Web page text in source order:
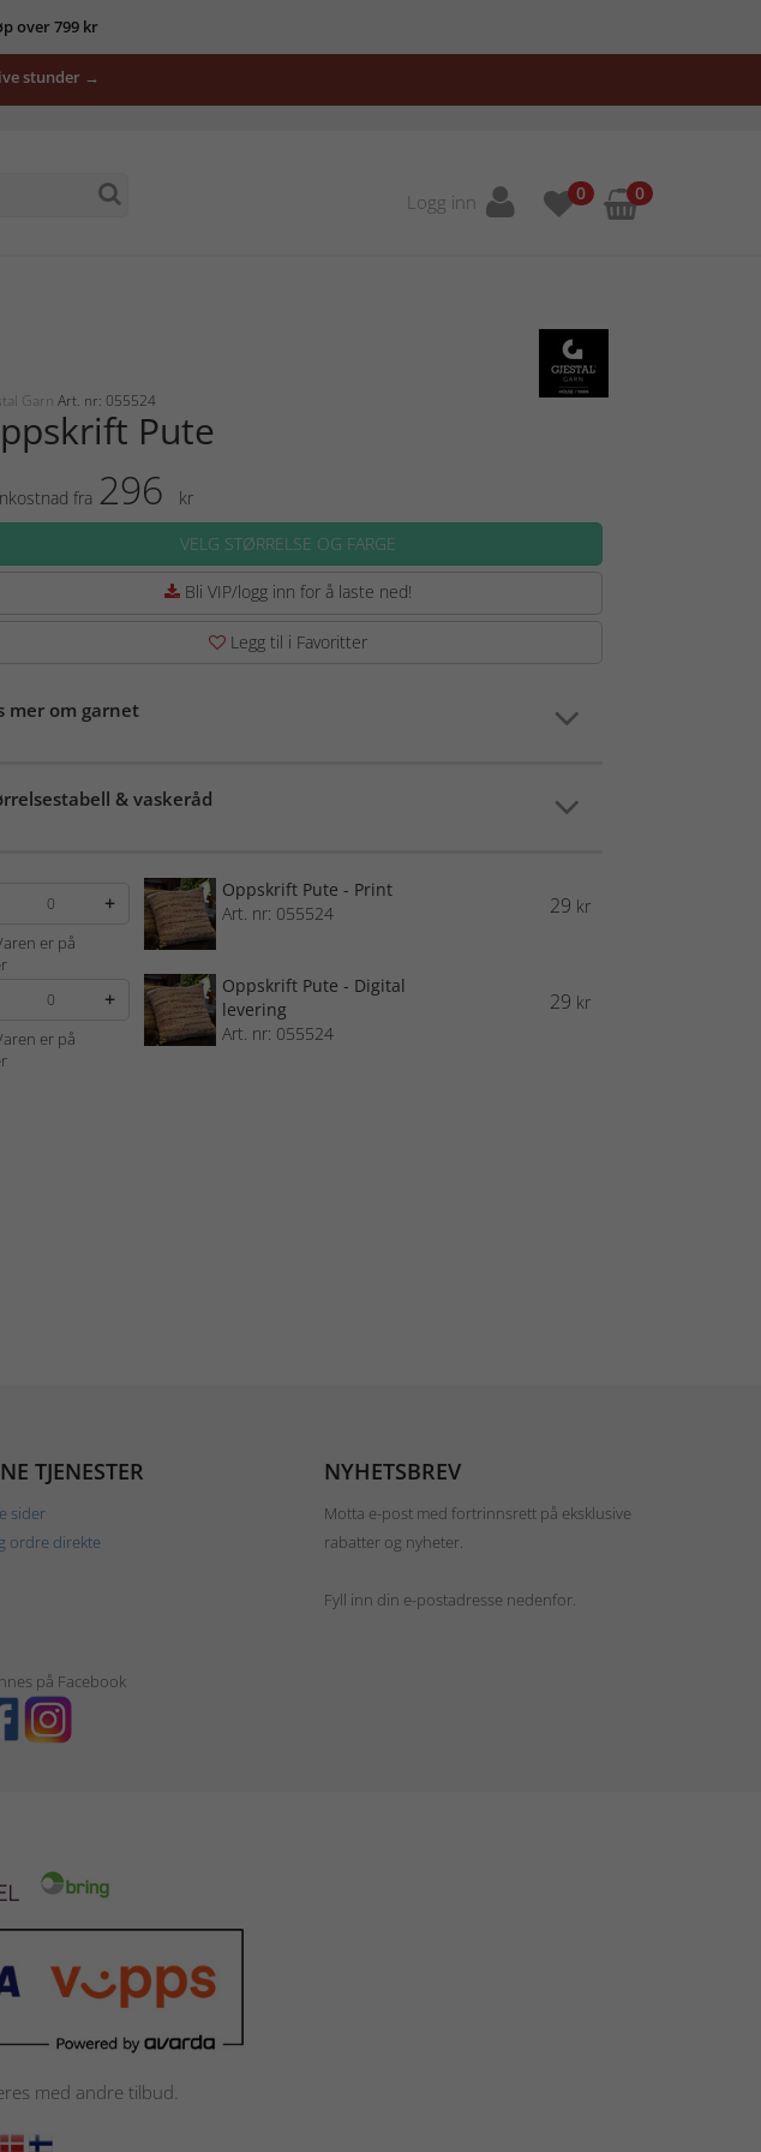
over 799 kr
stunder →
Logg inn 0 0
Garn Art. nr: 055524
Pute
fra 296
kr
VELG STØRRELSE OG FARGE
Bli VIP/logg inn for å laste ned!
Legg til i Favoritter
mer om garnet
& vaskeråd
+
er på
Oppskrift Pute - Print
Art. nr: 055524
29 kr
+
er på
Oppskrift Pute - Digital
levering
Art. nr: 055524
29 kr
TJENESTER
sider
ordre direkte
NYHETSBREV
Motta e-post med fortrinnsrett på eksklusive
rabatter og nyheter.
Fyll inn din e-postadresse nedenfor.
på Facebook
med andre tilbud.